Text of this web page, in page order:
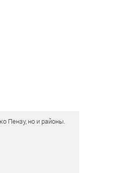
Пензу, но и районы.